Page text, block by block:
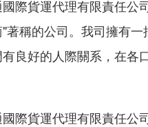
際貨運代理有限責任公
著稱的公司。我司擁有
良好的人際關系，在各
際貨運代理有限責任公